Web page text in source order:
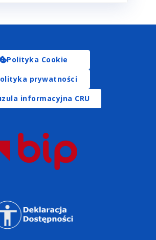
Polityka Cookie
prywatności
informacyjna CRU